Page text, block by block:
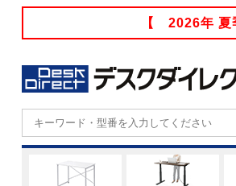
【 2026年 夏